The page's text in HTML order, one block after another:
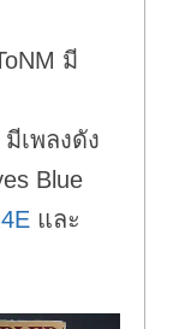
มี
เพลงดัง
Blue
และ